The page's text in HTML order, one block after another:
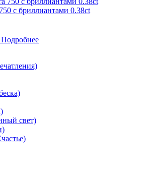
с бриллиантами 0.38ct
Подробнее
свет)